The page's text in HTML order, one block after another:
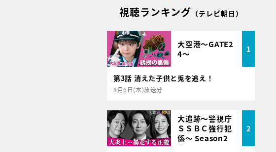
視聴ランキング （テレビ朝日）
大空港～GATE2
4～
1
第3話 消えた子供と兎を追え！
8月6日(木)放送分
大追跡～警視庁
ＳＳＢＣ強行犯
係～ Season2
2